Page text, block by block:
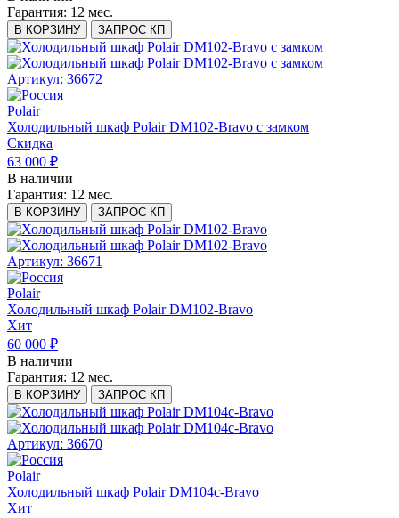
Гарантия: 12 мес.
В КОРЗИНУ ЗАПРОС КП
Артикул: 36672
Polair
Холодильный шкаф Polair DM102-Bravo с замком
Скидка
63 000 ₽
В наличии
Гарантия: 12 мес.
В КОРЗИНУ ЗАПРОС КП
Артикул: 36671
Polair
Холодильный шкаф Polair DM102-Bravo
Хит
60 000 ₽
В наличии
Гарантия: 12 мес.
В КОРЗИНУ ЗАПРОС КП
Артикул: 36670
Polair
Холодильный шкаф Polair DM104c-Bravo
Хит